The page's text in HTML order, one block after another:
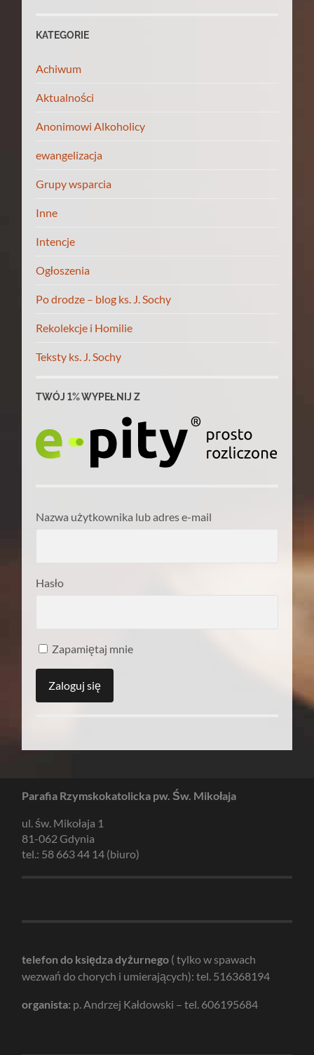
KATEGORIE
Achiwum
Aktualności
Anonimowi Alkoholicy
ewangelizacja
Grupy wsparcia
Inne
Intencje
Ogłoszenia
Po drodze – blog ks. J. Sochy
Rekolekcje i Homilie
Teksty ks. J. Sochy
TWÓJ 1% WYPEŁNIJ Z
Nazwa użytkownika lub adres e-mail
Hasło
Zapamiętaj mnie
Parafia Rzymskokatolicka pw. Św. Mikołaja
ul. św. Mikołaja 1
81-062 Gdynia
tel.: 58 663 44 14 (biuro)
telefon do księdza dyżurnego ( tylko w spawach
wezwań do chorych i umierających): tel. 516368194
organista: p. Andrzej Kałdowski – tel. 606195684